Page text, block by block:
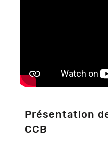
Présentation
CCB